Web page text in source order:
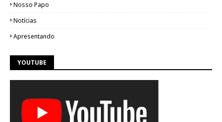
Nosso Papo
Notícias
Apresentando
YOUTUBE